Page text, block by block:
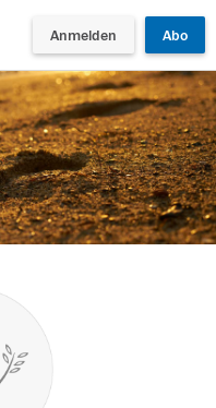
Anmelden Abo